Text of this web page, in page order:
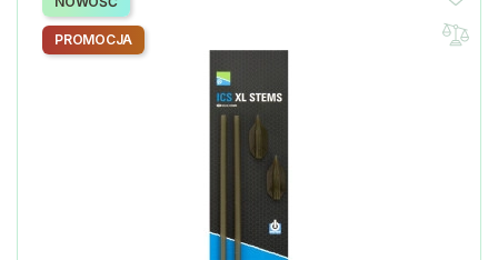
PROMOCJA